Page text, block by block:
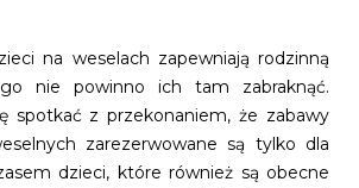
na weselach zapewniają rodzinną
nie powinno ich tam zabraknąć.
spotkać z przekonaniem, że zabawy
zarezerwowane są tylko dla
dzieci, które również są obecne